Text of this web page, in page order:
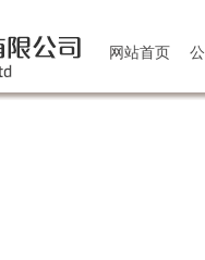
网站首页